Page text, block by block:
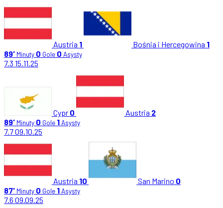
Austria 1 Bośnia i Hercegowina 1
89' Minuty 0 Gole 0 Asysty
7.3 15.11.25
Cypr 0 Austria 2
89' Minuty 0 Gole 1Asysty
7.709.10.25
Austria 10 San Marino 0
87' Minuty 0 Gole 1Asysty
7.6 09.09.25